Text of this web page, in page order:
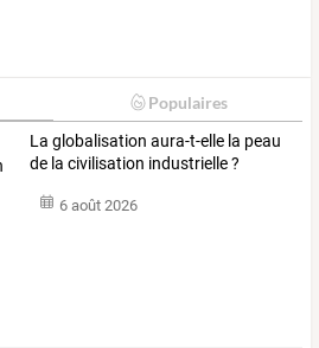
Populaires
La globalisation aura-t-elle la peau
de la civilisation industrielle ?
6 août 2026